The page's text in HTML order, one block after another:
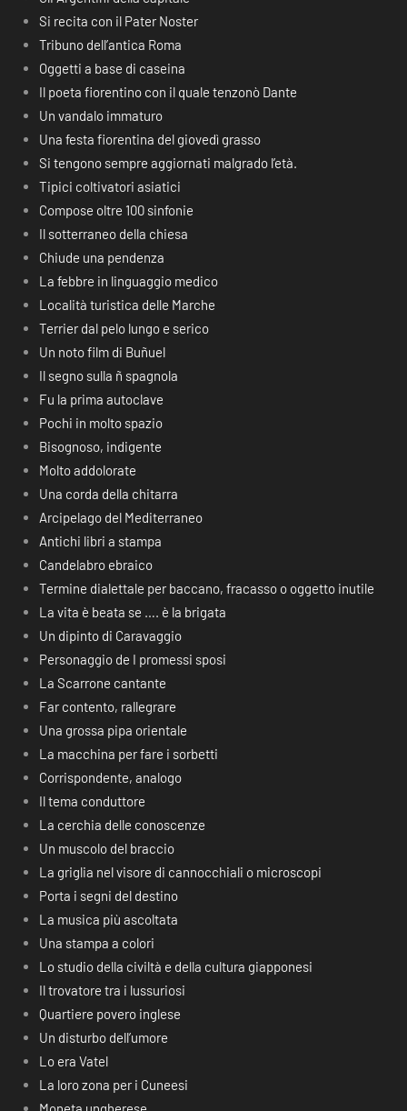
Si recita con il Pater Noster
Tribuno dell’antica Roma
Oggetti a base di caseina
Il poeta fiorentino con il quale tenzonò Dante
Un vandalo immaturo
Una festa fiorentina del giovedì grasso
Si tengono sempre aggiornati malgrado l’età.
Tipici coltivatori asiatici
Compose oltre 100 sinfonie
Il sotterraneo della chiesa
Chiude una pendenza
La febbre in linguaggio medico
Località turistica delle Marche
Terrier dal pelo lungo e serico
Un noto film di Buñuel
Il segno sulla ñ spagnola
Fu la prima autoclave
Pochi in molto spazio
Bisognoso, indigente
Molto addolorate
Una corda della chitarra
Arcipelago del Mediterraneo
Antichi libri a stampa
Candelabro ebraico
Termine dialettale per baccano, fracasso o oggetto inutile
La vita è beata se …. è la brigata
Un dipinto di Caravaggio
Personaggio de I promessi sposi
La Scarrone cantante
Far contento, rallegrare
Una grossa pipa orientale
La macchina per fare i sorbetti
Corrispondente, analogo
Il tema conduttore
La cerchia delle conoscenze
Un muscolo del braccio
La griglia nel visore di cannocchiali o microscopi
Porta i segni del destino
La musica più ascoltata
Una stampa a colori
Lo studio della civiltà e della cultura giapponesi
Il trovatore tra i lussuriosi
Quartiere povero inglese
Un disturbo dell’umore
Lo era Vatel
La loro zona per i Cuneesi